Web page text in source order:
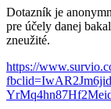
Dotazník je
pre účely danej
zneužité.
https://